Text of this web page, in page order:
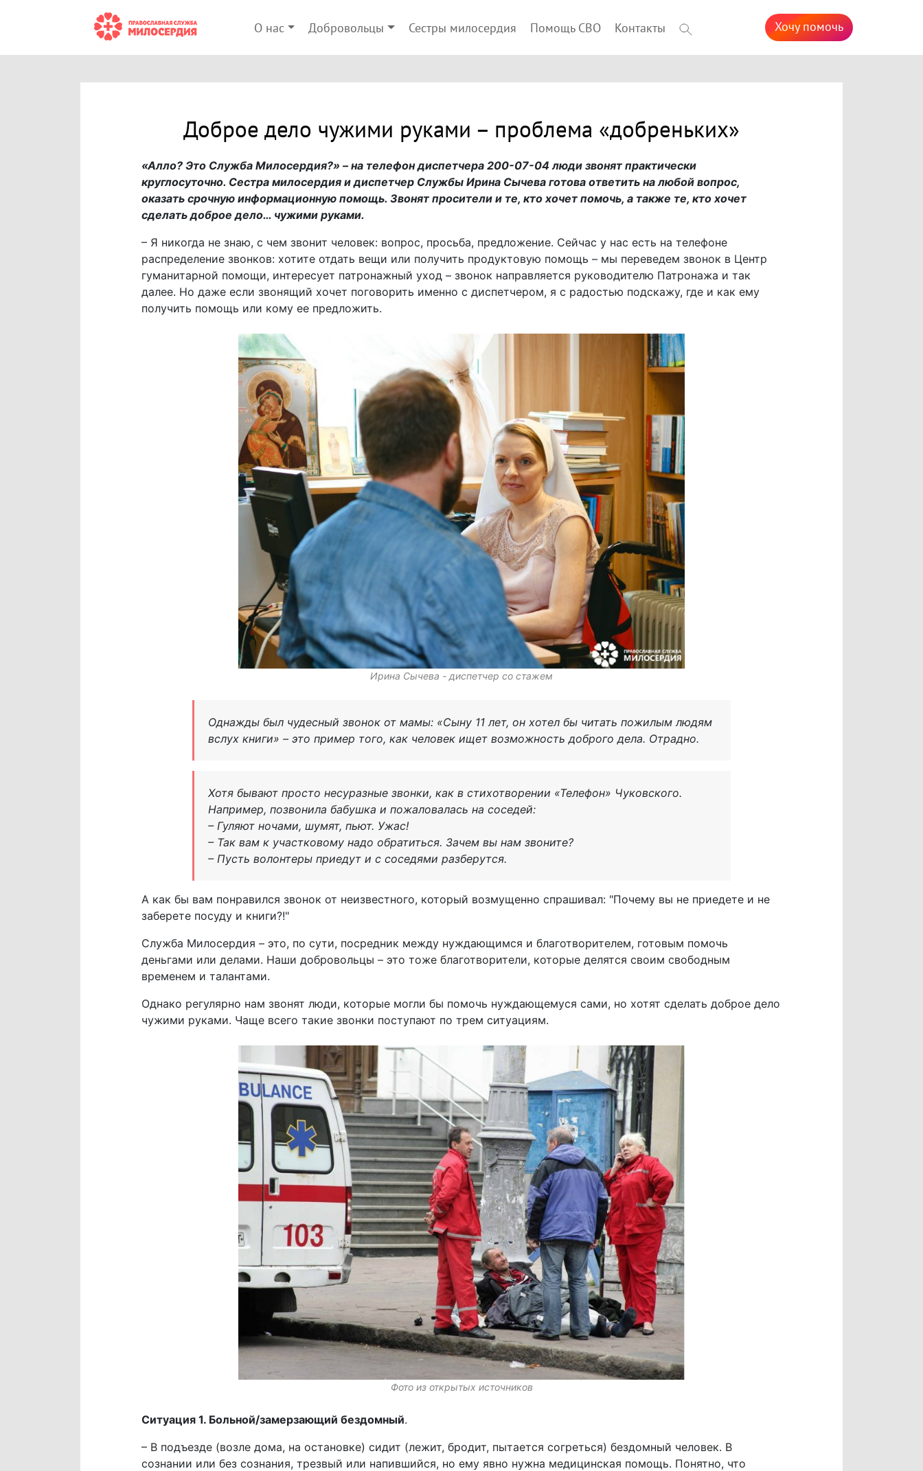
О нас Добровольцы Сестры милосердия Помощь СВО Контакты Хочу помочь
Доброе дело чужими руками – проблема «добреньких»
«Алло? Это Служба Милосердия?» – на телефон диспетчера 200-07-04 люди звонят практически
круглосуточно. Сестра милосердия и диспетчер Службы Ирина Сычева готова ответить на любой вопрос,
оказать срочную информационную помощь. Звонят просители и те, кто хочет помочь, а также те, кто хочет
сделать доброе дело… чужими руками.
– Я никогда не знаю, с чем звонит человек: вопрос, просьба, предложение. Сейчас у нас есть на телефоне
распределение звонков: хотите отдать вещи или получить продуктовую помощь – мы переведем звонок в Центр
гуманитарной помощи, интересует патронажный уход – звонок направляется руководителю Патронажа и так
далее. Но даже если звонящий хочет поговорить именно с диспетчером, я с радостью подскажу, где и как ему
получить помощь или кому ее предложить.
Ирина Сычева - диспетчер со стажем
Однажды был чудесный звонок от мамы: «Сыну 11 лет, он хотел бы читать пожилым людям
вслух книги» – это пример того, как человек ищет возможность доброго дела. Отрадно.
Хотя бывают просто несуразные звонки, как в стихотворении «Телефон» Чуковского.
Например, позвонила бабушка и пожаловалась на соседей:
– Гуляют ночами, шумят, пьют. Ужас!
– Так вам к участковому надо обратиться. Зачем вы нам звоните?
– Пусть волонтеры приедут и с соседями разберутся.
А как бы вам понравился звонок от неизвестного, который возмущенно спрашивал: "Почему вы не приедете и не
заберете посуду и книги?!"
Служба Милосердия – это, по сути, посредник между нуждающимся и благотворителем, готовым помочь
деньгами или делами. Наши добровольцы – это тоже благотворители, которые делятся своим свободным
временем и талантами.
Однако регулярно нам звонят люди, которые могли бы помочь нуждающемуся сами, но хотят сделать доброе дело
чужими руками. Чаще всего такие звонки поступают по трем ситуациям.
Фото из открытых источников
Ситуация 1. Больной/замерзающий бездомный.
– В подъезде (возле дома, на остановке) сидит (лежит, бродит, пытается согреться) бездомный человек. В
сознании или без сознания, трезвый или напившийся, но ему явно нужна медицинская помощь. Понятно, что